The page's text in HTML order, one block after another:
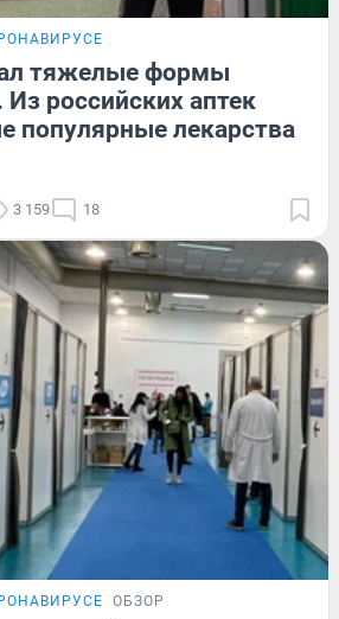
тяжелые формы
Из российских аптек
популярные лекарства
3 159 18
ОБЗОР